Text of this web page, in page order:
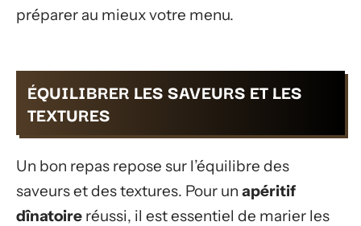
préparer au mieux votre menu.
ÉQUILIBRER LES SAVEURS ET LES
TEXTURES
Un bon repas repose sur l’équilibre des
saveurs et des textures. Pour un apéritif
dînatoire réussi, il est essentiel de marier les